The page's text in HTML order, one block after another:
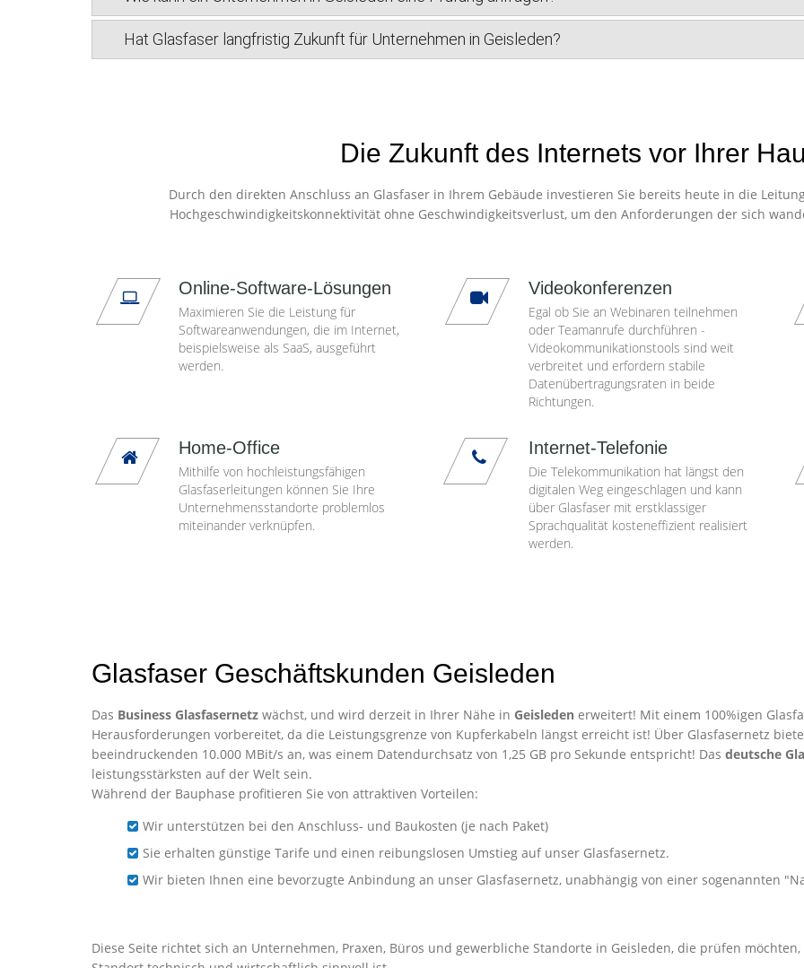
Hat Glasfaser langfristig Zukunft für Unternehmen in Geisleden?
Die Zukunft des Internets vor Ihrer
Durch den direkten Anschluss an Glasfaser in Ihrem Gebäude investieren Sie bereits heute in die
Hochgeschwindigkeitskonnektivität ohne Geschwindigkeitsverlust, um den Anforderungen der sich
Online-Software-Lösungen
Maximieren Sie die Leistung für
Softwareanwendungen, die im Internet,
beispielsweise als SaaS, ausgeführt
werden.
Videokonferenzen
Egal ob Sie an Webinaren teilnehmen
oder Teamanrufe durchführen -
Videokommunikationstools sind weit
verbreitet und erfordern stabile
Datenübertragungsraten in beide
Richtungen.
Home-Office
Mithilfe von hochleistungsfähigen
Glasfaserleitungen können Sie Ihre
Unternehmensstandorte problemlos
miteinander verknüpfen.
Internet-Telefonie
Die Telekommunikation hat längst den
digitalen Weg eingeschlagen und kann
über Glasfaser mit erstklassiger
Sprachqualität kosteneffizient realisiert
werden.
Glasfaser Geschäftskunden Geisleden
Das Business Glasfasernetz wächst, und wird derzeit in Ihrer Nähe in Geisleden erweitert! Mit einem 100%igen
Herausforderungen vorbereitet, da die Leistungsgrenze von Kupferkabeln längst erreicht ist! Über Glasfasernetz
beeindruckenden 10.000 MBit/s an, was einem Datendurchsatz von 1,25 GB pro Sekunde entspricht! Das deutsche
leistungsstärksten auf der Welt sein.
Während der Bauphase profitieren Sie von attraktiven Vorteilen:
Wir unterstützen bei den Anschluss- und Baukosten (je nach Paket)
Sie erhalten günstige Tarife und einen reibungslosen Umstieg auf unser Glasfasernetz.
Wir bieten Ihnen eine bevorzugte Anbindung an unser Glasfasernetz, unabhängig von einer sogenannten
Diese Seite richtet sich an Unternehmen, Praxen, Büros und gewerbliche Standorte in Geisleden, die prüfen